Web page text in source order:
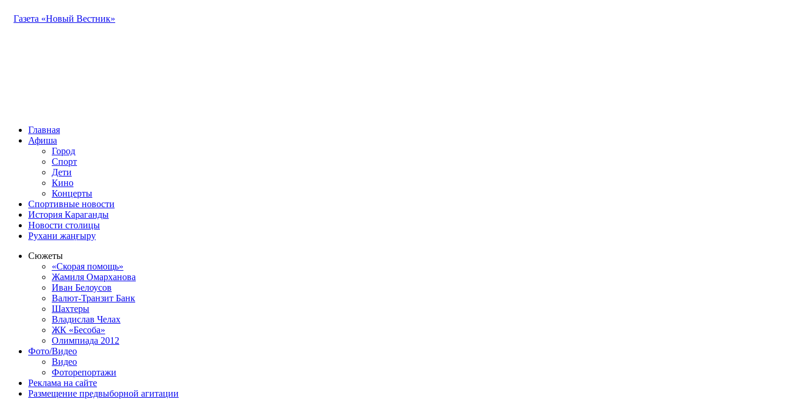
Газета «Новый Вестник»
Главная
Афиша
Город
Спорт
Дети
Кино
Концерты
Спортивные новости
История Караганды
Новости столицы
Рухани жаңғыру
Сюжеты
«Скорая помощь»
Жамиля Омарханова
Иван Белоусов
Валют-Транзит Банк
Шахтеры
Владислав Челах
ЖК «Бесоба»
Олимпиада 2012
Фото/Видео
Видео
Фоторепортажи
Реклама на сайте
Размещение предвыборной агитации